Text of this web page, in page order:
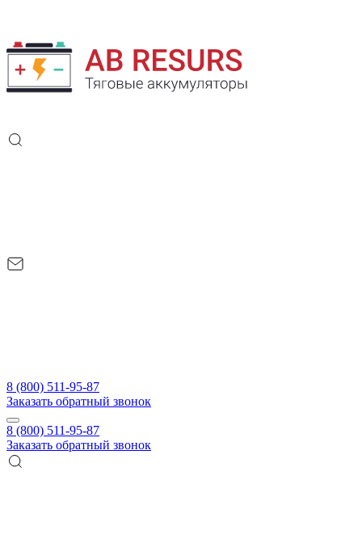
8 (800) 511-95-87
Заказать обратный звонок
8 (800) 511-95-87
Заказать обратный звонок